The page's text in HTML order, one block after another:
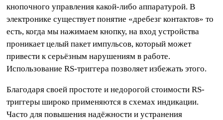
кнопочного управления какой-либо аппаратурой. В
электронике существует понятие «дребезг контактов» то
есть, когда мы нажимаем кнопку, на вход устройства
проникает целый пакет импульсов, который может
привести к серьёзным нарушениям в работе.
Использование RS-триггера позволяет избежать этого.
Благодаря своей простоте и недорогой стоимости RS-
триггеры широко применяются в схемах индикации.
Часто для повышения надёжности и устранения